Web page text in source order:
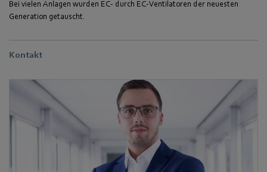
Bei vielen Anlagen wurden EC- durch EC-Ventilatoren der neuesten
Generation getauscht.
Kontakt